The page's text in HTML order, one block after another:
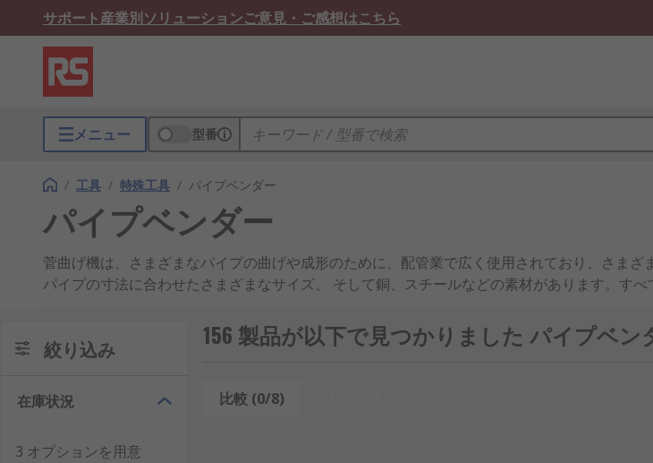
サポート産業別ソリューションご意見・ご感想はこちら
メニュー 型番
/ 工具 / 特殊工具 / パイプベンダー
パイプベンダー
菅曲げ機は、さまざまなパイプの曲げや成形のために、配管業で広く使用されており、さま
パイプの寸法に合わせたさまざまなサイズ、 そして銅、スチールなどの素材があります。す
菅曲げ機は、どのような仕組みですか?
管 / チューブ曲げ機は、通常、フォーマ (シューとも呼ばれています)のガイドを制御する2つ
力も変わりますが、ハンドルアームを長くするほど、きれいな屈曲をより少ない力で実現で
ように、交換可能なシューが付属していますが、 特定のパイプサイズに固定されているもの
絞り込み
在庫状況
3 オプションを用意
156 製品が以下で見つかりました パイプベン
比較 (0/8)